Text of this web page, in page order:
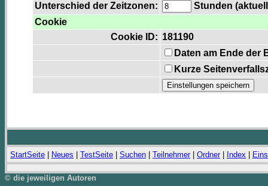
Unterschied der Zeitzonen:
Stunden
Cookie
Cookie ID: 181190
Daten am Ende der
Kurze
StartSeite Neues TestSeite Suchen Teilnehmer| Ordner| Index
© die jeweiligen Autoren